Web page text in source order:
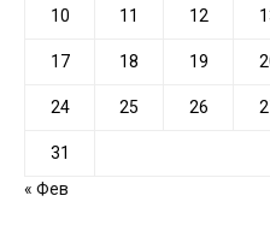
10 11 12
17 18 19
24 25 26
31
« Фев